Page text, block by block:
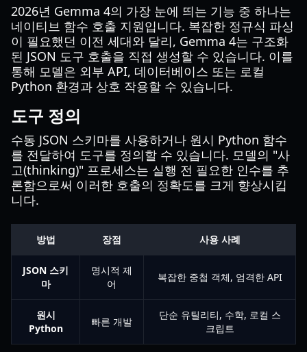
2026년 Gemma 4의 가장 눈에 띄는 기능 중 하나는
네이티브 함수 호출 지원입니다. 복잡한 정규식 파싱
이 필요했던 이전 세대와 달리, Gemma 4는 구조화
된 JSON 도구 호출을 직접 생성할 수 있습니다. 이를
통해 모델은 외부 API, 데이터베이스 또는 로컬
Python 환경과 상호 작용할 수 있습니다.
도구 정의
수동 JSON 스키마를 사용하거나 원시 Python 함수
를 전달하여 도구를 정의할 수 있습니다. 모델의 "사
고(thinking)" 프로세스는 실행 전 필요한 인수를 추
론함으로써 이러한 호출의 정확도를 크게 향상시킵
니다.
방법 장점 사용 사례
JSON 스키
마
명시적 제
어
복잡한 중첩 객체, 엄격한 API
원시
Python
빠른 개발
단순 유틸리티, 수학, 로컬 스
크립트